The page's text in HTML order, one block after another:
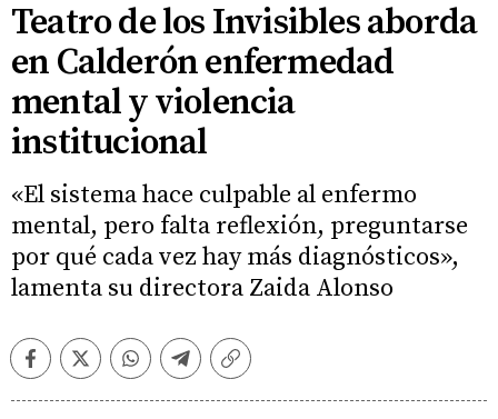
Teatro de los Invisibles aborda
en Calderón enfermedad
mental y violencia
institucional
«El sistema hace culpable al enfermo
mental, pero falta reflexión, preguntarse
por qué cada vez hay más diagnósticos»,
lamenta su directora Zaida Alonso
FacebookTwitterWhatsappTelegramCopiar